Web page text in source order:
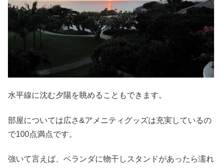
水平線に沈む夕陽を眺めることもできます。
部屋については広さ&アメニティグッズは充実しているの
で100点満点です。
強いて言えば、ベランダに物干しスタンドがあったら濡れ